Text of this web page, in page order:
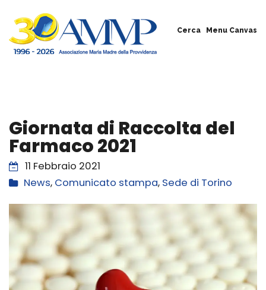
Cerca Menu Canvas
Giornata di Raccolta del
Farmaco 2021
11 Febbraio 2021
News, Comunicato stampa, Sede di Torino